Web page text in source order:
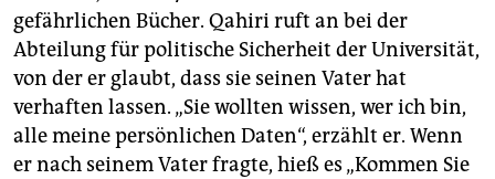
gefährlichen Bücher. Qahiri ruft an bei der
Abteilung für politische Sicherheit der Universität,
von der er glaubt, dass sie seinen Vater hat
verhaften lassen. „Sie wollten wissen, wer ich bin,
alle meine persönlichen Daten“, erzählt er. Wenn
er nach seinem Vater fragte, hieß es „Kommen Sie